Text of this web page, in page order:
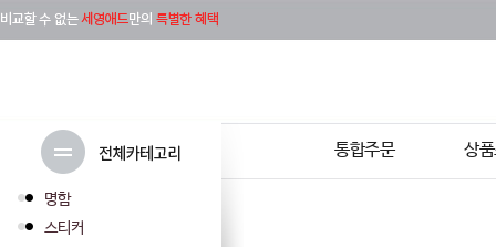
통합주문 상
명함
스티커